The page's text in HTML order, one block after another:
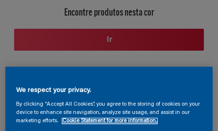
Encontre produtos nesta cor
Ir
Seção de cores
We respect your privacy.
By clicking “Accept All Cookies”, you agree to the storing of cookies on your
device to enhance site navigation, analyze site usage, and assist in our
marketing efforts.
Cookie Statement for more information.